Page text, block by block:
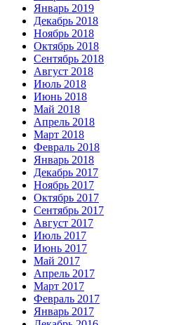
Январь 2019
Декабрь 2018
Ноябрь 2018
Октябрь 2018
Сентябрь 2018
Август 2018
Июль 2018
Июнь 2018
Май 2018
Апрель 2018
Март 2018
Февраль 2018
Январь 2018
Декабрь 2017
Ноябрь 2017
Октябрь 2017
Сентябрь 2017
Август 2017
Июль 2017
Июнь 2017
Май 2017
Апрель 2017
Март 2017
Февраль 2017
Январь 2017